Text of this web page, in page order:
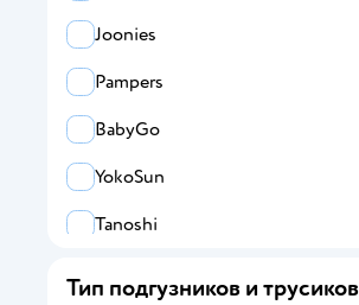
Joonies
Pampers
BabyGo
YokoSun
Tanoshi
Тип подгузников и трусиков